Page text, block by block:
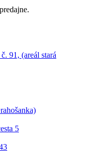
91, (areál stará
5